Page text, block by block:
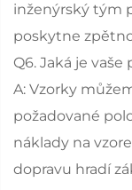
inženýrský tým
poskytne
Q6. Jaká je
A: Vzorky
požadované
náklady na
dopravu hradí